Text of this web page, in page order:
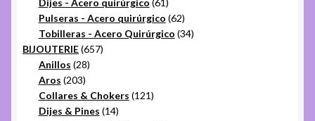
productos
Pulseras - Acero quirúrgico 6262
productos
Tobilleras - Acero Quirúrgico 3434
BIJOUTERIE 657657
Anillos 2828
Aros 203203
productos
Collares & Chokers 121121
Dijes & Pines 1414